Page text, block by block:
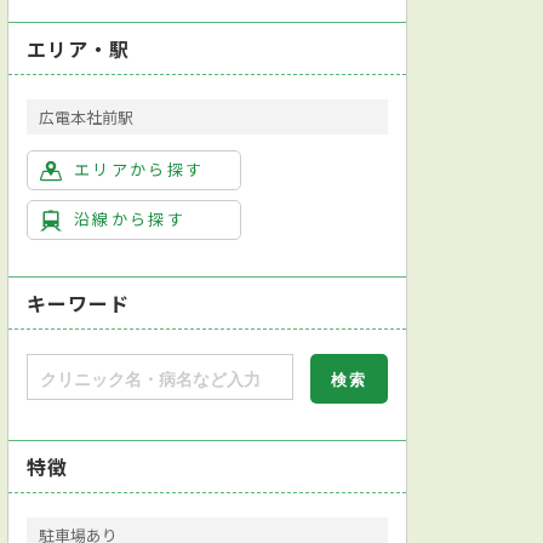
エリア・駅
広電本社前駅
エリアから探す
沿線から探す
キーワード
特徴
駐車場あり